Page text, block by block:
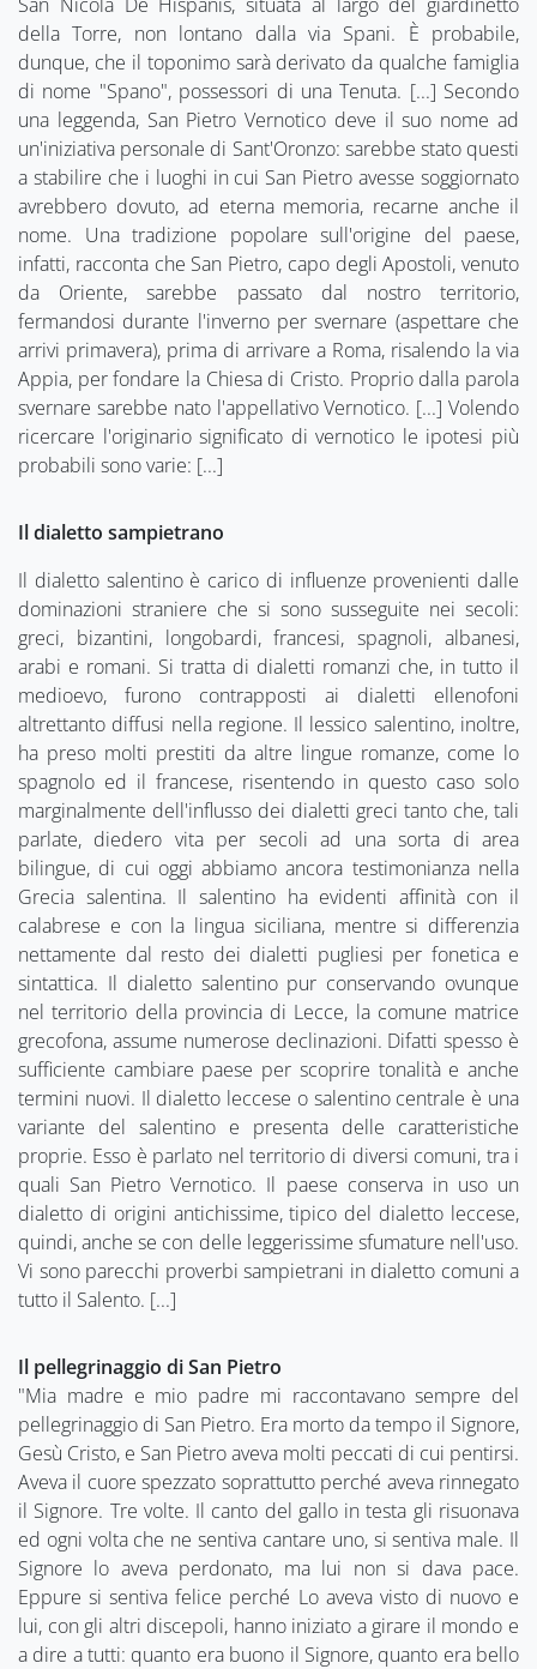
della Torre, non lontano dalla via Spani. È probabile,
dunque, che il toponimo sarà derivato da qualche famiglia
di nome "Spano", possessori di una Tenuta. [...] Secondo
una leggenda, San Pietro Vernotico deve il suo nome ad
un'iniziativa personale di Sant'Oronzo: sarebbe stato questi
a stabilire che i luoghi in cui San Pietro avesse soggiornato
avrebbero dovuto, ad eterna memoria, recarne anche il
nome. Una tradizione popolare sull'origine del paese,
infatti, racconta che San Pietro, capo degli Apostoli, venuto
da Oriente, sarebbe passato dal nostro territorio,
fermandosi durante l'inverno per svernare (aspettare che
arrivi primavera), prima di arrivare a Roma, risalendo la via
Appia, per fondare la Chiesa di Cristo. Proprio dalla parola
svernare sarebbe nato l'appellativo Vernotico. [...] Volendo
ricercare l'originario significato di vernotico le ipotesi più
probabili sono varie: [...]
Il dialetto sampietrano
Il dialetto salentino è carico di influenze provenienti dalle
dominazioni straniere che si sono susseguite nei secoli:
greci, bizantini, longobardi, francesi, spagnoli, albanesi,
arabi e romani. Si tratta di dialetti romanzi che, in tutto il
medioevo, furono contrapposti ai dialetti ellenofoni
altrettanto diffusi nella regione. Il lessico salentino, inoltre,
ha preso molti prestiti da altre lingue romanze, come lo
spagnolo ed il francese, risentendo in questo caso solo
marginalmente dell'influsso dei dialetti greci tanto che, tali
parlate, diedero vita per secoli ad una sorta di area
bilingue, di cui oggi abbiamo ancora testimonianza nella
Grecia salentina. Il salentino ha evidenti affinità con il
calabrese e con la lingua siciliana, mentre si differenzia
nettamente dal resto dei dialetti pugliesi per fonetica e
sintattica. Il dialetto salentino pur conservando ovunque
nel territorio della provincia di Lecce, la comune matrice
grecofona, assume numerose declinazioni. Difatti spesso è
sufficiente cambiare paese per scoprire tonalità e anche
termini nuovi. Il dialetto leccese o salentino centrale è una
variante del salentino e presenta delle caratteristiche
proprie. Esso è parlato nel territorio di diversi comuni, tra i
quali San Pietro Vernotico. Il paese conserva in uso un
dialetto di origini antichissime, tipico del dialetto leccese,
quindi, anche se con delle leggerissime sfumature nell'uso.
Vi sono parecchi proverbi sampietrani in dialetto comuni a
tutto il Salento. [...]
Il pellegrinaggio di San Pietro
"Mia madre e mio padre mi raccontavano sempre del
pellegrinaggio di San Pietro. Era morto da tempo il Signore,
Gesù Cristo, e San Pietro aveva molti peccati di cui pentirsi.
Aveva il cuore spezzato soprattutto perché aveva rinnegato
il Signore. Tre volte. Il canto del gallo in testa gli risuonava
ed ogni volta che ne sentiva cantare uno, si sentiva male. Il
Signore lo aveva perdonato, ma lui non si dava pace.
Eppure si sentiva felice perché Lo aveva visto di nuovo e
lui, con gli altri discepoli, hanno iniziato a girare il mondo e
a dire a tutti: quanto era buono il Signore, quanto era bello